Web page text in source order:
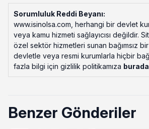
Sorumluluk Reddi Beyanı:
www.isinolsa.com, herhangi bir devlet
veya kamu hizmeti sağlayıcısı değildir.
özel sektör hizmetleri sunan bağımsız
devletle veya resmi kurumlarla hiçbir
fazla bilgi için gizlilik politikamıza
Benzer Gönderiler